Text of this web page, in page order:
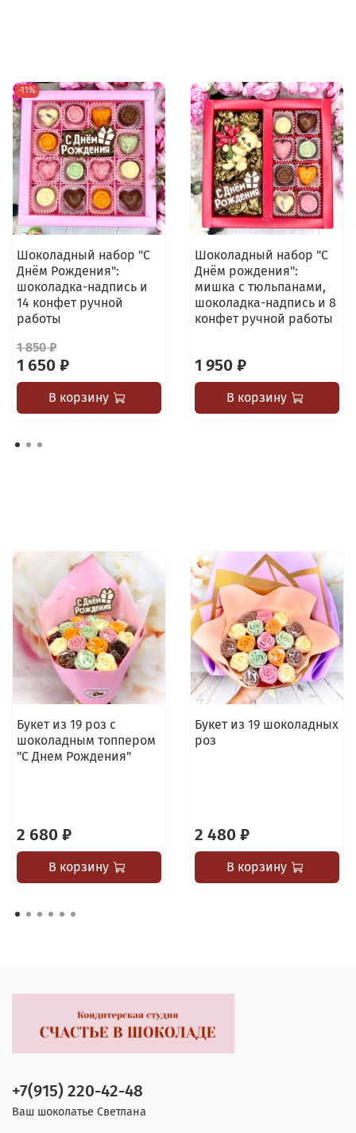
-11%
Шоколадный набор "С
Днём Рождения":
шоколадка-надпись и
14 конфет ручной
работы
1 850 ₽
1 650 ₽
В корзину
Шоколадный набор "С
Днём рождения":
мишка с тюльпанами,
шоколадка-надпись и 8
конфет ручной работы
1 950 ₽
В корзину
Букет из 19 роз с
шоколадным топпером
"С Днем Рождения"
2 680 ₽
В корзину
Букет из 19 шоколадных
роз
2 480 ₽
В корзину
+7(915) 220-42-48
Ваш шоколатье Светлана